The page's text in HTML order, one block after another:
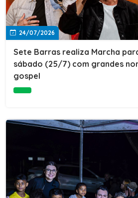
24/07/2026
Sete Barras realiza Marcha
sábado (25/7) com grandes
gospel